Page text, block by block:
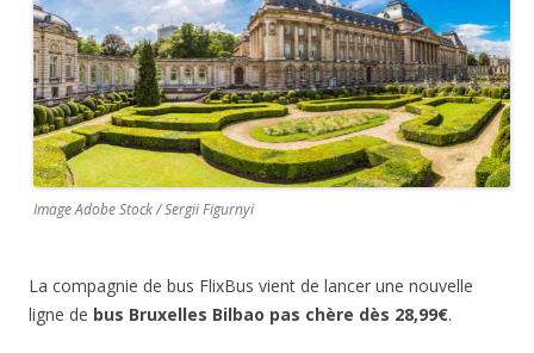
o
o
k
Image Adobe Stock / Sergii Figurnyi
La compagnie de bus FlixBus vient de lancer une nouvelle
ligne de bus Bruxelles Bilbao pas chère dès 28,99€.